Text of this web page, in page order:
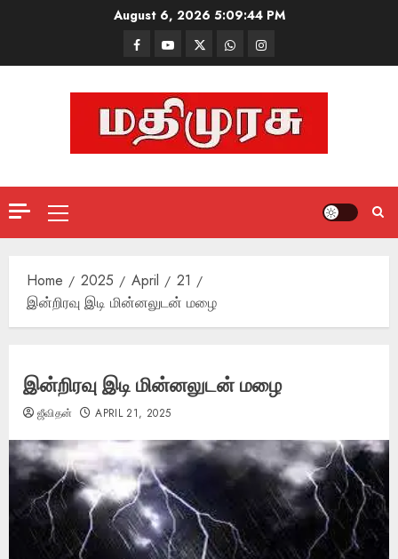
August 6, 2026 5:09:45 PM
FacebookMathemurasu
TV
TwitterWhatsAppInstagram
Primary
Menu
Home 2025 April
21
இன்றிரவு இடி மின்னலுடன் மழை
இன்றிரவு இடி மின்னலுடன் மழை
ஜீவிதன் APRIL 21, 2025